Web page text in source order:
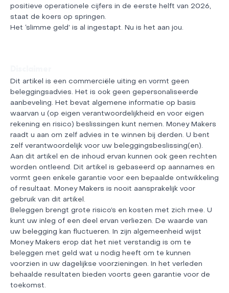
positieve operationele cijfers in de eerste helft van 2026,
staat de koers op springen.
Het ‘slimme geld’ is al ingestapt. Nu is het aan jou.
Dit artikel is een commerciële uiting en vormt geen
beleggingsadvies. Het is ook geen gepersonaliseerde
aanbeveling. Het bevat algemene informatie op basis
waarvan u (op eigen verantwoordelijkheid en voor eigen
rekening en risico) beslissingen kunt nemen. Money Makers
raadt u aan om zelf advies in te winnen bij derden. U bent
zelf verantwoordelijk voor uw beleggingsbeslissing(en).
Aan dit artikel en de inhoud ervan kunnen ook geen rechten
worden ontleend. Dit artikel is gebaseerd op aannames en
vormt geen enkele garantie voor een bepaalde ontwikkeling
of resultaat. Money Makers is nooit aansprakelijk voor
gebruik van dit artikel.
Beleggen brengt grote risico’s en kosten met zich mee. U
kunt uw inleg of een deel ervan verliezen. De waarde van
uw belegging kan fluctueren. In zijn algemeenheid wijst
Money Makers erop dat het niet verstandig is om te
beleggen met geld wat u nodig heeft om te kunnen
voorzien in uw dagelijkse voorzieningen. In het verleden
behaalde resultaten bieden voorts geen garantie voor de
toekomst.